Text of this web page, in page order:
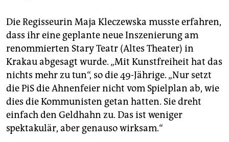
Die Regisseurin Maja Kleczewska musste erfahren,
dass ihr eine geplante neue Inszenierung am
renommierten Stary Teatr (Altes Theater) in
Krakau abgesagt wurde. „Mit Kunstfreiheit hat das
nichts mehr zu tun“, so die 49-Jährige. „Nur setzt
die PiS die Ahnenfeier nicht vom Spielplan ab, wie
dies die Kommunisten getan hatten. Sie dreht
einfach den Geldhahn zu. Das ist weniger
spektakulär, aber genauso wirksam.“